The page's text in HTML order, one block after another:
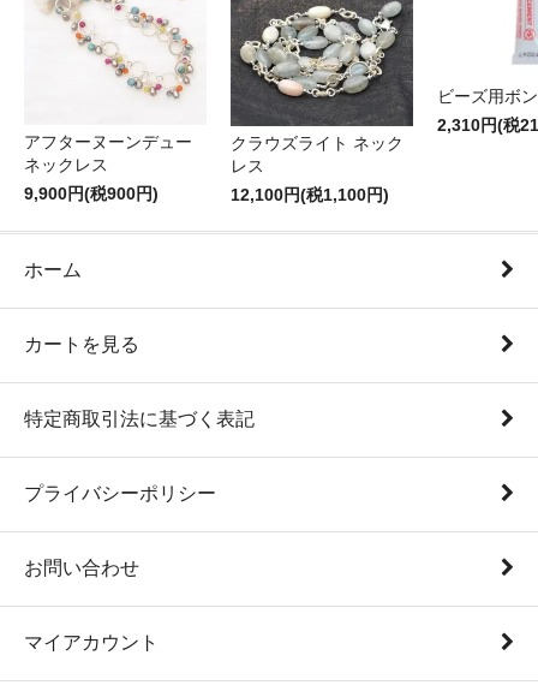
アフターヌーンデュー
ネックレス
9,900円(税900円)
クラウズライト ネック
レス
12,100円(税1,100円)
ビーズ用ボ
2,310円(税
ホーム
カートを見る
特定商取引法に基づく表記
プライバシーポリシー
お問い合わせ
マイアカウント